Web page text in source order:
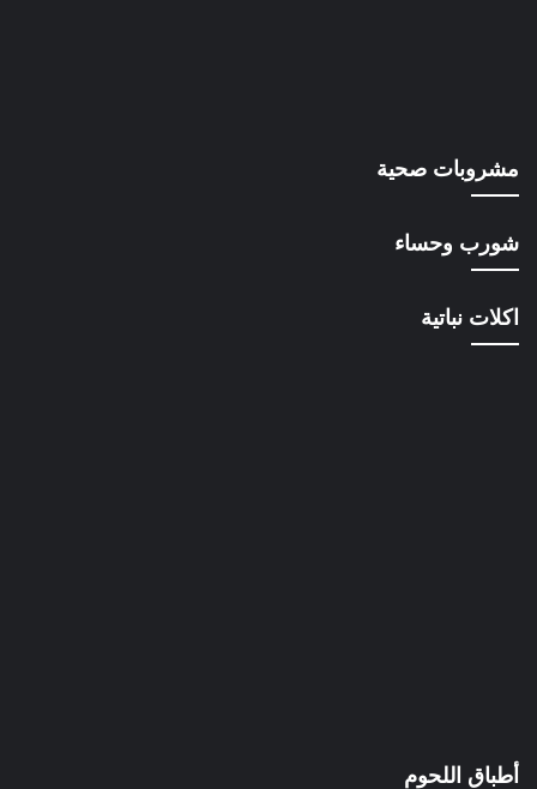
مشروبات صحية
شورب وحساء
اكلات نباتية
أطباق اللحوم